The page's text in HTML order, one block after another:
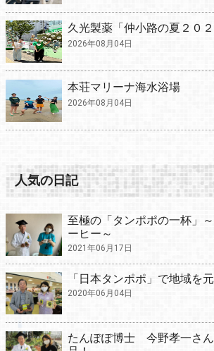
久光製薬「仲小路の夏２０
2026年08月04日
本荘マリーナ海水浴場
2026年08月04日
人気の日記
至極の「タンポポの一杯」
ーヒー～
2021年06月17日
「日本タンポポ」で地域を元
2020年06月04日
たんぽぽ博士 今野孝一さ